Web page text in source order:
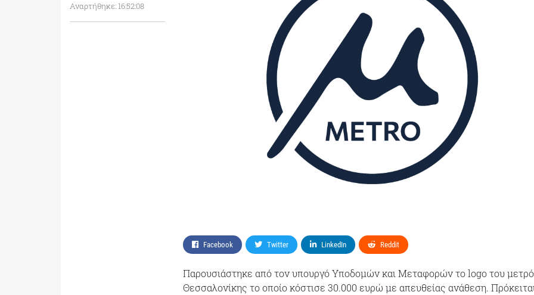
Αναρτήθηκε: 16:52:08
Facebook Twitter LinkedIn Reddit
Παρουσιάστηκε από τον υπουργό Υποδομών και Μεταφορών το logo του μετρό
Θεσσαλονίκης το οποίο κόστισε 30.000 ευρώ με απευθείας ανάθεση.